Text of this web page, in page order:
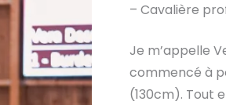
– Cavalière
Je m’appelle
commencé à
(130cm). Tout